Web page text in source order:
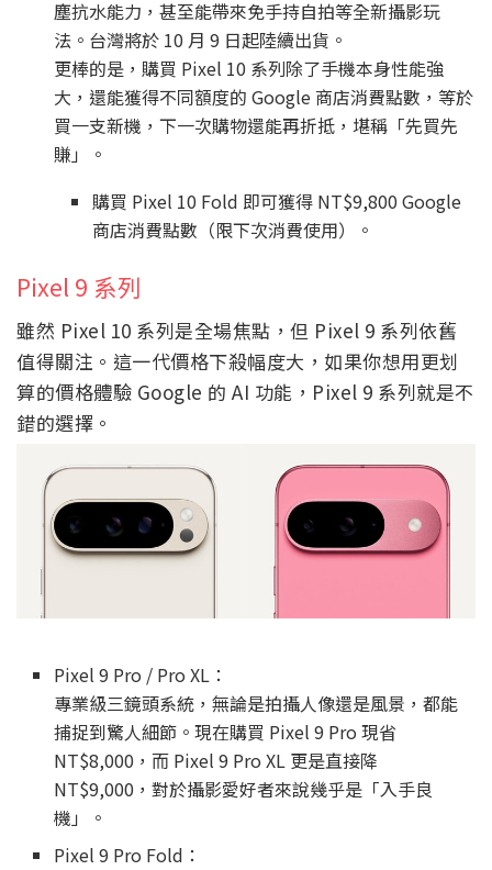
塵抗水能力，甚至能帶來免手持自拍等全新攝影玩
法。台灣將於 10 月 9 日起陸續出貨。
更棒的是，購買 Pixel 10 系列除了手機本身性能強
大，還能獲得不同額度的 Google 商店消費點數，等於
買一支新機，下一次購物還能再折抵，堪稱「先買先
賺」。
購買 Pixel 10 Fold 即可獲得 NT$9,800 Google
商店消費點數（限下次消費使用）。
Pixel 9 系列
雖然 Pixel 10 系列是全場焦點，但 Pixel 9 系列依舊
值得關注。這一代價格下殺幅度大，如果你想用更划
算的價格體驗 Google 的 AI 功能，Pixel 9 系列就是不
錯的選擇。
Pixel 9 Pro / Pro XL：
專業級三鏡頭系統，無論是拍攝人像還是風景，都能
捕捉到驚人細節。現在購買 Pixel 9 Pro 現省
NT$8,000，而 Pixel 9 Pro XL 更是直接降
NT$9,000，對於攝影愛好者來說幾乎是「入手良
機」。
Pixel 9 Pro Fold：